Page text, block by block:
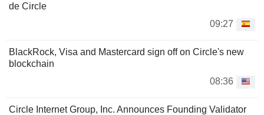
de Circle
09:27
BlackRock, Visa and Mastercard sign off on Circle's new
blockchain
08:36
Circle Internet Group, Inc. Announces Founding Validator